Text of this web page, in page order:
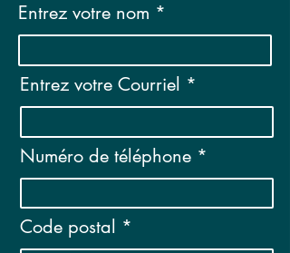
Entrez votre nom
Entrez votre Courriel
Numéro de téléphone
Code postal